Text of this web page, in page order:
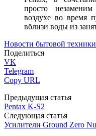
просто
воздухе во время
вблизи воды из
Новости бытовой
Поделиться
VK
Telegram
Copy URL
Предыдущая статья
Pentax K-S2
Следующая статья
Усилители Ground Zero